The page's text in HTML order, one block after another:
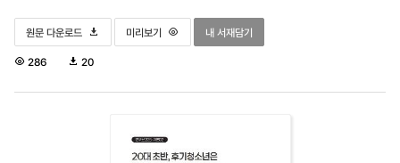
2025 아동·청소년 권리에 관한 국제협약 이행 연구 - 한국 아동·청소년 인권실태 : 총괄보고서
원문 다운로드 2025 아동·청소년 권리에 관한 국제협약 이행 연구 - 한국 아동·청
미리보기 2025 아동·청소년 권리에 관한 국제협약 이행
내 서재담기
조
286
다
드
20